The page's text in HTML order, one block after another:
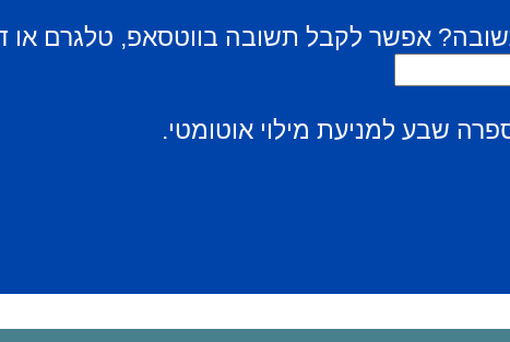
אפשר לקבל תשובה בווטסאפ, טלגרם או
שבע למניעת מילוי אוטומטי.